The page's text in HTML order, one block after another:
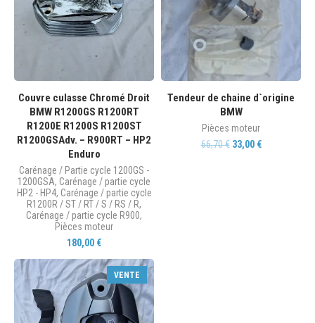
Couvre culasse Chromé Droit
BMW R1200GS R1200RT
R1200E R1200S R1200ST
R1200GSAdv. – R900RT – HP2
Enduro
Carénage / Partie cycle 1200GS -
1200GSA, Carénage / partie cycle
HP2 - HP4, Carénage / partie cycle
R1200R / ST / RT / S / RS / R,
Carénage / partie cycle R900,
Pièces moteur
180,00 €
Tendeur de chaine d`origine
BMW
Pièces moteur
66,70€ 33,00 €
VENTE